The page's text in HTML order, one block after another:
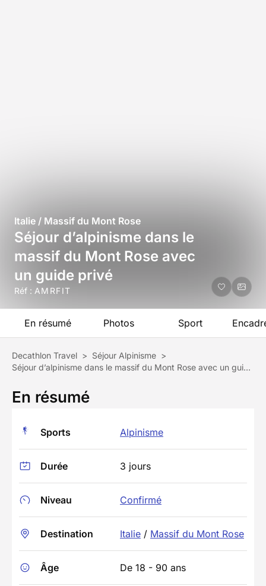
Italie / Massif du Mont Rose
Séjour d’alpinisme dans le
massif du Mont Rose avec
un guide privé
Réf : AMRFIT
En résumé Photos Sport
Decathlon Travel > Séjour Alpinisme >
Séjour d’alpinisme dans le massif du Mont Rose avec un guide privé
En résumé
Sports Alpinisme
Durée 3 jours
Niveau Confirmé
Destination Italie / Massif du Mont Rose
Âge De 18 - 90 ans